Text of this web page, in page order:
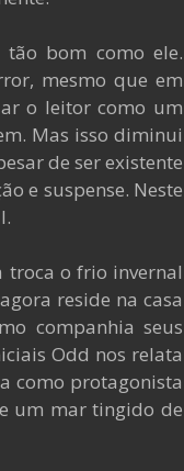
tão bom como ele.
mesmo que em
o leitor como um
Mas isso diminui
de ser existente
e suspense. Neste
troca o frio invernal
reside na casa
companhia seus
Odd nos relata
como protagonista
um mar tingido de